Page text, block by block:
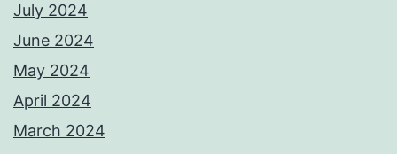
July 2024
June 2024
May 2024
April 2024
March 2024